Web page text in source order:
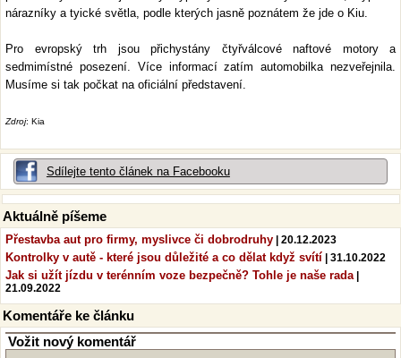
nárazníky a tyické světla, podle kterých jasně poznátem že jde o Kiu.
Pro evropský trh jsou přichystány čtyřválcové naftové motory a
sedmimístné posezení. Více informací zatím automobilka nezveřejnila.
Musíme si tak počkat na oficiální představení.
Zdroj: Kia
Sdílejte tento článek na Facebooku
Aktuálně píšeme
Přestavba aut pro firmy, myslivce či dobrodruhy | 20.12.2023
Kontrolky v autě - které jsou důležité a co dělat když svítí | 31.10.2022
Jak si užít jízdu v terénním voze bezpečně? Tohle je naše rada|
21.09.2022
Komentáře ke článku
Vožit nový komentář